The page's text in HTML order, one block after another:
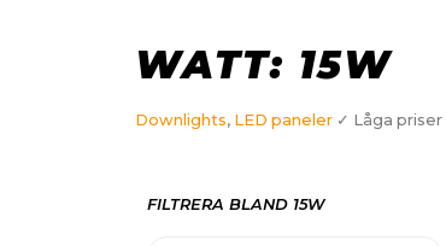
WATT: 15W
Downlights, LED paneler ✓ Låga
FILTRERA BLAND 15W